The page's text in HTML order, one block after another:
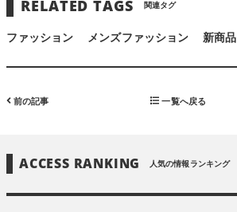
RELATED TAGS 関連タグ
ファッション メンズファッション 新商品
前の記事 一覧へ戻る
ACCESS RANKING 人気の情報ランキング